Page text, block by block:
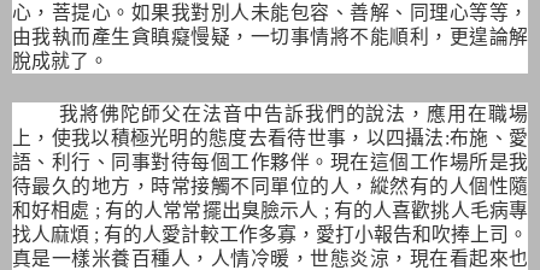
心，菩提心。如果我對別人未能包容、善解、同理心等等，
由我執而產生貪瞋癡慢疑，一切事情將不能順利，更遑論解
脫成就了。
我將佛陀師父在法音中告訴我們的說法，應用在職場
上，使我以積極光明的態度去看待世事，以四攝法:布施、愛
語、利行、同事對待每個工作夥伴。現在這個工作場所是我
待最久的地方，時常接觸不同單位的人，縱然有的人個性隨
和好相處 ; 有的人常常擺出臭臉示人 ; 有的人喜歡挑人毛病專
找人麻煩 ; 有的人愛計較工作多寡，愛打小報告和吹捧上司。
真是一樣米養百種人，人情冷暖，世態炎涼，現在看起來也